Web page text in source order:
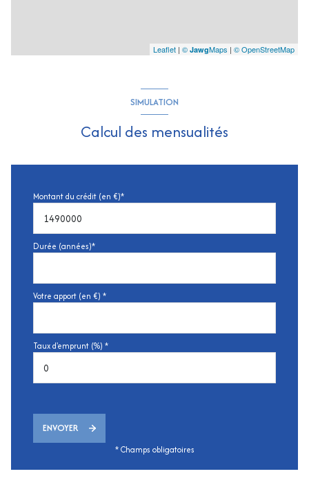
Leaflet | © JawgMaps | © OpenStreetMap
SIMULATION
Calcul des mensualités
Montant du crédit (en €)*
Durée (années)*
Votre apport (en €) *
Taux d'emprunt (%) *
ENVOYER
* Champs obligatoires